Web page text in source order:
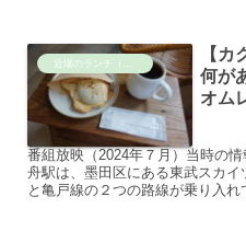
近場のランチ（by旅行ブログ）
【
何が
オム
番組放映（2024年７月）当時の
舟駅は、墨田区にある東武スカ
と亀戸線の２つの路線が乗り入